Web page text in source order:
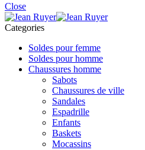
Close
Categories
Soldes pour femme
Soldes pour homme
Chaussures homme
Sabots
Chaussures de ville
Sandales
Espadrille
Enfants
Baskets
Mocassins